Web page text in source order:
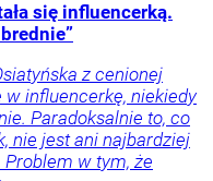
się influencerką.
z cenionej
w influencerkę, niekiedy
Paradoksalnie to, co
nie jest ani najbardziej
w tym, że